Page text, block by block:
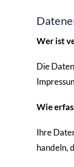
Wer ist
Die
Wie
Ihre
handeln,